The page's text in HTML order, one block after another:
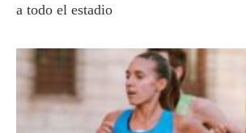
a todo el estadio